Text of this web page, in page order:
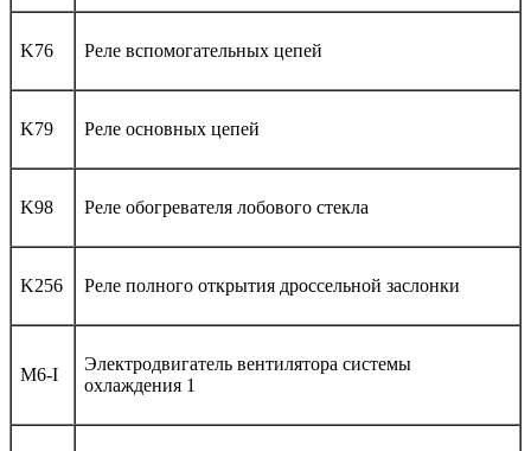
K76 Реле вспомогательных цепей
K79 Реле основных цепей
K98 Реле обогревателя лобового стекла
K256 Реле полного открытия дроссельной заслонки
M6-I
Электродвигатель вентилятора системы
охлаждения 1